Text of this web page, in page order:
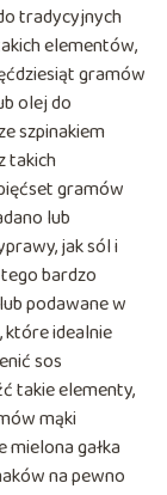
tradycyjnych
elementów,
gramów
olej do
szpinakiem
takich
gramów
lub
jak sól i
bardzo
podawane w
które idealnie
sos
takie elementy,
mąki
mielona gałka
na pewno